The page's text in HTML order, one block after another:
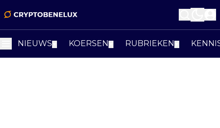
NIEUWS KOERSEN RUBRIEKEN